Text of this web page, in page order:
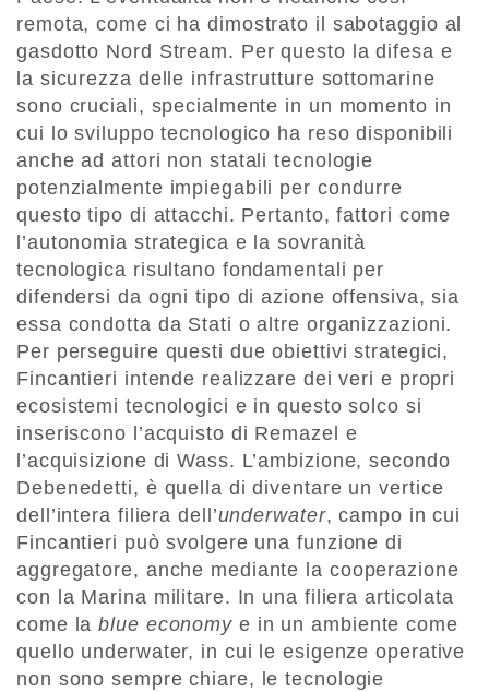
remota, come ci ha dimostrato il sabotaggio al
gasdotto Nord Stream. Per questo la difesa e
la sicurezza delle infrastrutture sottomarine
sono cruciali, specialmente in un momento in
cui lo sviluppo tecnologico ha reso disponibili
anche ad attori non statali tecnologie
potenzialmente impiegabili per condurre
questo tipo di attacchi. Pertanto, fattori come
l’autonomia strategica e la sovranità
tecnologica risultano fondamentali per
difendersi da ogni tipo di azione offensiva, sia
essa condotta da Stati o altre organizzazioni.
Per perseguire questi due obiettivi strategici,
Fincantieri intende realizzare dei veri e propri
ecosistemi tecnologici e in questo solco si
inseriscono l’acquisto di Remazel e
l’acquisizione di Wass. L’ambizione, secondo
Debenedetti, è quella di diventare un vertice
dell’intera filiera dell’underwater, campo in cui
Fincantieri può svolgere una funzione di
aggregatore, anche mediante la cooperazione
con la Marina militare. In una filiera articolata
come lablue economy e in un ambiente come
quello underwater, in cui le esigenze operative
non sono sempre chiare, le tecnologie